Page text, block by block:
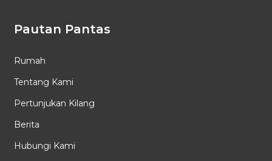
Pautan Pantas
Rumah
Tentang Kami
Pertunjukan Kilang
Berita
Hubungi Kami